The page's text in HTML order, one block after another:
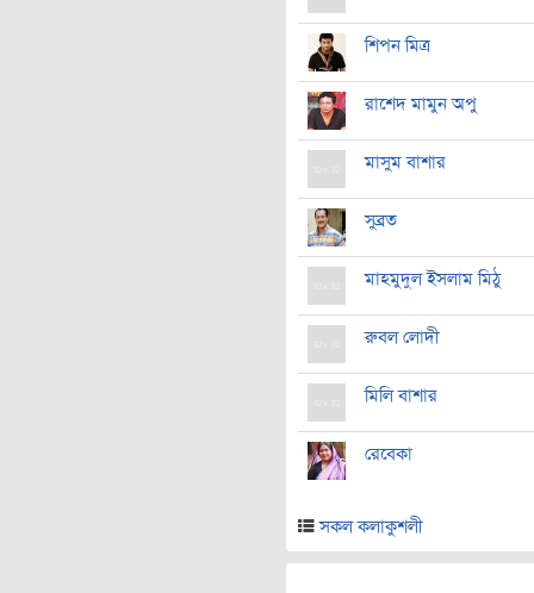
শিপন মিত্র
রাশেদ মামুন অপু
মাসুম বাশার
সুব্রত
মাহমুদুল ইসলাম মিঠু
রুবল লোদী
মিলি বাশার
রেবেকা
সকল কলাকুশলী